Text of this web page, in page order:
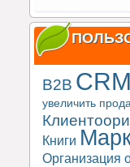
B2B CRM
увеличить
Книги
Организация